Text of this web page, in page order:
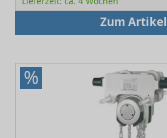
Zum Artikel
%